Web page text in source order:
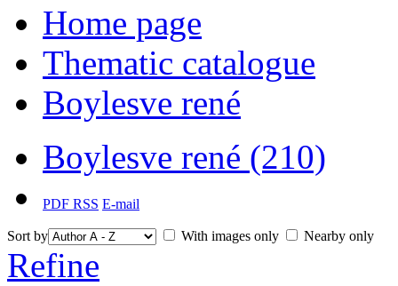
Home page
Thematic catalogue
Boylesve rené
Boylesve rené (210)
PDF RSS E-mail
Sort by With images only Nearby only
Refine